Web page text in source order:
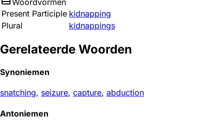
Woordvormen
Present Participle kidnapping
Plural
kidnappings
Gerelateerde Woorden
Synoniemen
snatching, seizure, capture, abduction
Antoniemen